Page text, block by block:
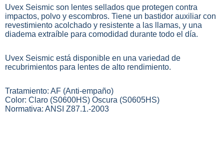
Uvex Seismic son lentes sellados que protegen contra
impactos, polvo y escombros. Tiene un bastidor auxiliar con
revestimiento acolchado y resistente a las llamas, y una
diadema extraíble para comodidad durante todo el día.
Uvex Seismic está disponible en una variedad de
recubrimientos para lentes de alto rendimiento.
Tratamiento: AF (Anti-empaño)
Color: Claro (S0600HS) Oscura (S0605HS)
Normativa: ANSI Z87.1.-2003